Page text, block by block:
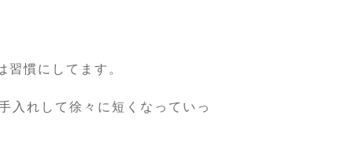
慣にしてます。
入れして徐々に短くなっていっ